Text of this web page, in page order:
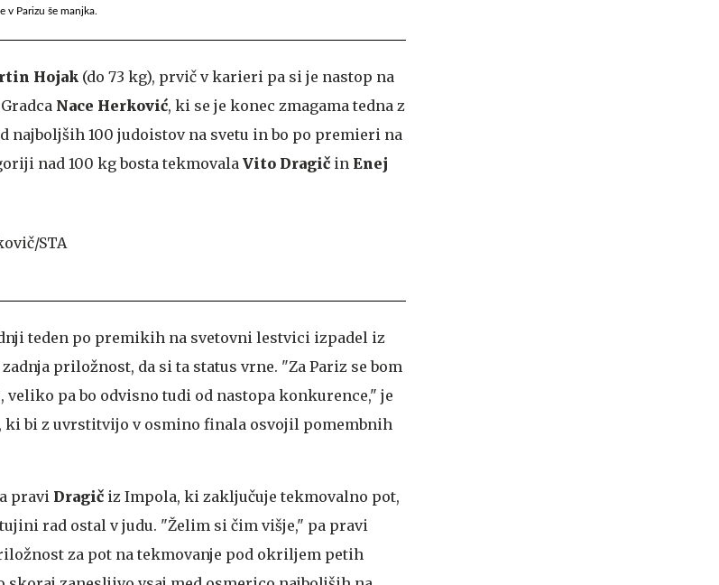
v Parizu še manjka.
Hojak (do 73 kg), prvič v karieri pa si je nastop na
Nace Herković, ki se je konec zmagama tedna z
najboljših 100 judoistov na svetu in bo po premieri na
nad 100 kg bosta tekmovala Vito Dragič in Enej
teden po premikih na svetovni lestvici izpadel iz
priložnost, da si ta status vrne. "Za Pariz se bom
pa bo odvisno tudi od nastopa konkurence," je
ki bi z uvrstitvijo v osmino finala osvojil pomembnih
pravi Dragič iz Impola, ki zaključuje tekmovalno pot,
rad ostal v judu. "Želim si čim višje," pa pravi
za pot na tekmovanje pod okriljem petih